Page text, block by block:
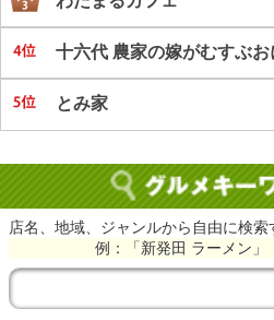
十六代 農家の嫁がむすぶ
とみ家
店名、地域、ジャンルから自由に検
例：「新発田 ラーメン」